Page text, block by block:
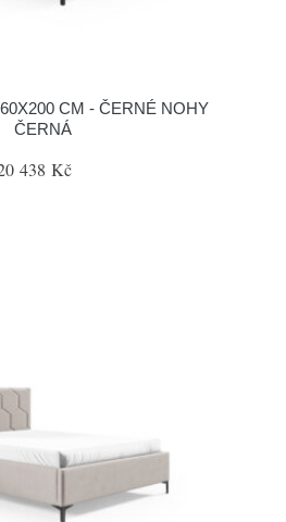
CM - ČERNÉ NOHY
ČERNÁ
438 Kč